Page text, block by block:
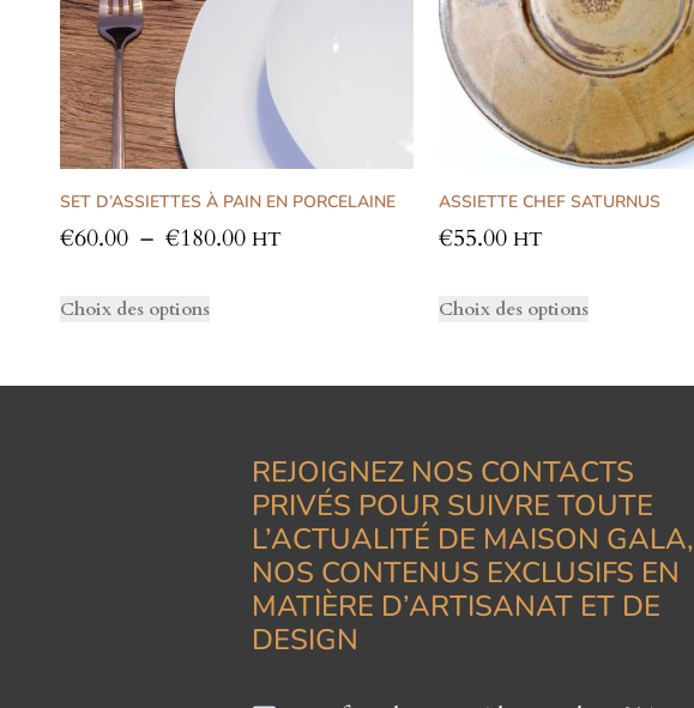
SET D’ASSIETTES À PAIN EN PORCELAINE
€60.00 – €180.00 HT
Choix des options
ASSIETTE CHEF SATURNUS
€55.00 HT
Choix des options
REJOIGNEZ NOS CONTACTS
PRIVÉS POUR SUIVRE TOUTE
L’ACTUALITÉ DE MAISON GALA,
NOS CONTENUS EXCLUSIFS EN
MATIÈRE D’ARTISANAT ET DE
DESIGN